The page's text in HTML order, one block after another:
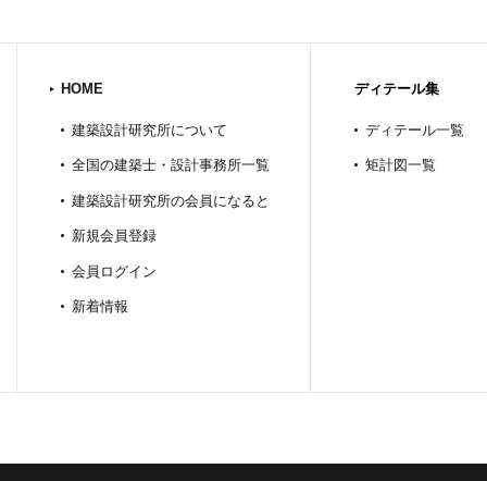
HOME
建築設計研究所について
全国の建築士・設計事務所一覧
建築設計研究所の会員になると
新規会員登録
会員ログイン
新着情報
ディテール集
ディテール一覧
矩計図一覧